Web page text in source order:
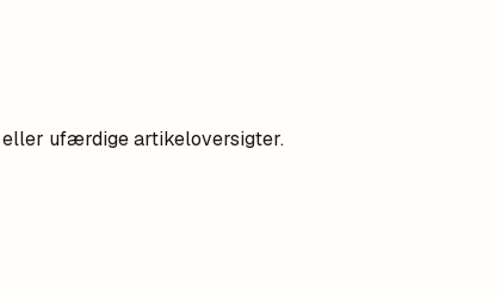
eller ufærdige artikeloversigter.